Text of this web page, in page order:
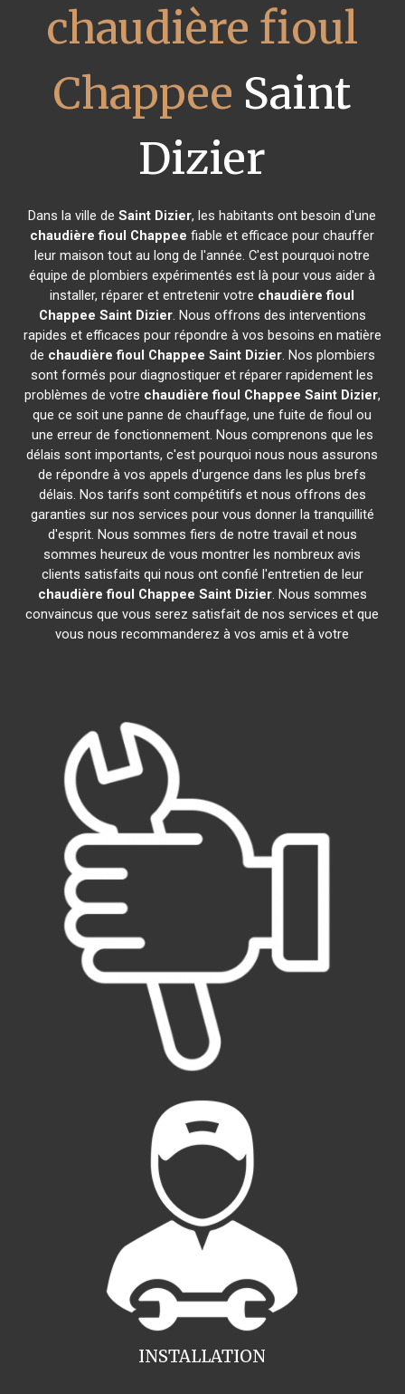
chaudière fioul
Chappee Saint
Dizier
Dans la ville deSaint Dizier, les habitants ont besoin d'une
chaudière fioul Chappee fiable et efficace pour chauffer
leur maison tout au long de l'année. C'est pourquoi notre
équipe de plombiers expérimentés est là pour vous aider à
installer, réparer et entretenir votre chaudière fioul
Chappee Saint Dizier. Nous offrons des interventions
rapides et efficaces pour répondre à vos besoins en matière
de chaudière fioul Chappee Saint Dizier. Nos plombiers
sont formés pour diagnostiquer et réparer rapidement les
problèmes de votre chaudière fioul Chappee Saint Dizier,
que ce soit une panne de chauffage, une fuite de fioul ou
une erreur de fonctionnement. Nous comprenons que les
délais sont importants, c'est pourquoi nous nous assurons
de répondre à vos appels d'urgence dans les plus brefs
délais. Nos tarifs sont compétitifs et nous offrons des
garanties sur nos services pour vous donner la tranquillité
d'esprit. Nous sommes fiers de notre travail et nous
sommes heureux de vous montrer les nombreux avis
clients satisfaits qui nous ont confié l'entretien de leur
chaudière fioul Chappee Saint Dizier. Nous sommes
convaincus que vous serez satisfait de nos services et que
vous nous recommanderez à vos amis et à votre
INSTALLATION